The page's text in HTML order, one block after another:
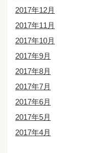
2017年12月
2017年11月
2017年10月
2017年9月
2017年8月
2017年7月
2017年6月
2017年5月
2017年4月